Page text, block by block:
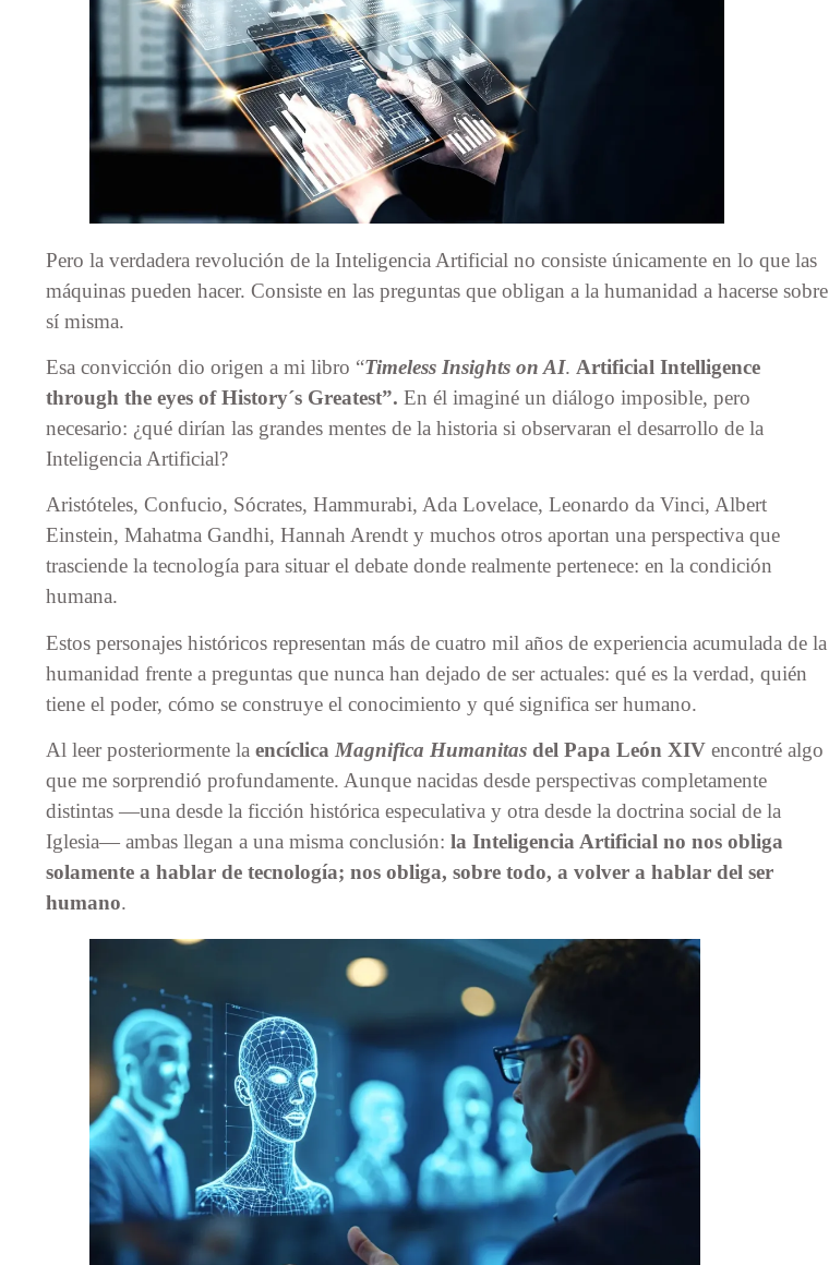
Pero la verdadera revolución de la Inteligencia Artificial no consiste únicamente en lo que las
máquinas pueden hacer. Consiste en las preguntas que obligan a la humanidad a hacerse sobre
sí misma.
Esa convicción dio origen a mi libro “Timeless Insights on AI. Artificial Intelligence
through the eyes of History´s Greatest”. En él imaginé un diálogo imposible, pero
necesario: ¿qué dirían las grandes mentes de la historia si observaran el desarrollo de la
Inteligencia Artificial?
Aristóteles, Confucio, Sócrates, Hammurabi, Ada Lovelace, Leonardo da Vinci, Albert
Einstein, Mahatma Gandhi, Hannah Arendt y muchos otros aportan una perspectiva que
trasciende la tecnología para situar el debate donde realmente pertenece: en la condición
humana.
Estos personajes históricos representan más de cuatro mil años de experiencia acumulada de la
humanidad frente a preguntas que nunca han dejado de ser actuales: qué es la verdad, quién
tiene el poder, cómo se construye el conocimiento y qué significa ser humano.
Al leer posteriormente la encíclica Magnifica Humanitas del Papa León XIV encontré algo
que me sorprendió profundamente. Aunque nacidas desde perspectivas completamente
distintas —una desde la ficción histórica especulativa y otra desde la doctrina social de la
Iglesia— ambas llegan a una misma conclusión: la Inteligencia Artificial no nos obliga
solamente a hablar de tecnología; nos obliga, sobre todo, a volver a hablar del ser
humano.